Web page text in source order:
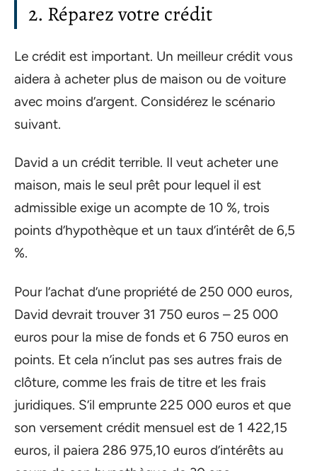
2. Réparez votre crédit
Le crédit est important. Un meilleur crédit vous
aidera à acheter plus de maison ou de voiture
avec moins d’argent. Considérez le scénario
suivant.
David a un crédit terrible. Il veut acheter une
maison, mais le seul prêt pour lequel il est
admissible exige un acompte de 10 %, trois
points d’hypothèque et un taux d’intérêt de 6,5
%.
Pour l’achat d’une propriété de 250 000 euros,
David devrait trouver 31 750 euros – 25 000
euros pour la mise de fonds et 6 750 euros en
points. Et cela n’inclut pas ses autres frais de
clôture, comme les frais de titre et les frais
juridiques. S’il emprunte 225 000 euros et que
son versement crédit mensuel est de 1 422,15
euros, il paiera 286 975,10 euros d’intérêts au